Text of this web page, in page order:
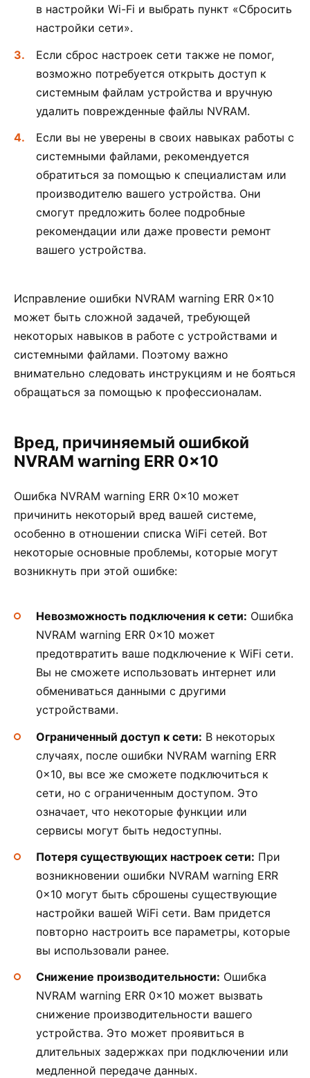
в настройки Wi-Fi и выбрать пункт «Сбросить
настройки сети».
Если сброс настроек сети также не помог,
возможно потребуется открыть доступ к
системным файлам устройства и вручную
удалить поврежденные файлы NVRAM.
Если вы не уверены в своих навыках работы с
системными файлами, рекомендуется
обратиться за помощью к специалистам или
производителю вашего устройства. Они
смогут предложить более подробные
рекомендации или даже провести ремонт
вашего устройства.
Исправление ошибки NVRAM warning ERR 0x10
может быть сложной задачей, требующей
некоторых навыков в работе с устройствами и
системными файлами. Поэтому важно
внимательно следовать инструкциям и не бояться
обращаться за помощью к профессионалам.
Вред, причиняемый ошибкой
NVRAM warning ERR 0x10
Ошибка NVRAM warning ERR 0x10 может
причинить некоторый вред вашей системе,
особенно в отношении списка WiFi сетей. Вот
некоторые основные проблемы, которые могут
возникнуть при этой ошибке:
Невозможность подключения к сети: Ошибка
NVRAM warning ERR 0x10 может
предотвратить ваше подключение к WiFi сети.
Вы не сможете использовать интернет или
обмениваться данными с другими
устройствами.
Ограниченный доступ к сети: В некоторых
случаях, после ошибки NVRAM warning ERR
0x10, вы все же сможете подключиться к
сети, но с ограниченным доступом. Это
означает, что некоторые функции или
сервисы могут быть недоступны.
Потеря существующих настроек сети: При
возникновении ошибки NVRAM warning ERR
0x10 могут быть сброшены существующие
настройки вашей WiFi сети. Вам придется
повторно настроить все параметры, которые
вы использовали ранее.
Снижение производительности: Ошибка
NVRAM warning ERR 0x10 может вызвать
снижение производительности вашего
устройства. Это может проявиться в
длительных задержках при подключении или
медленной передаче данных.